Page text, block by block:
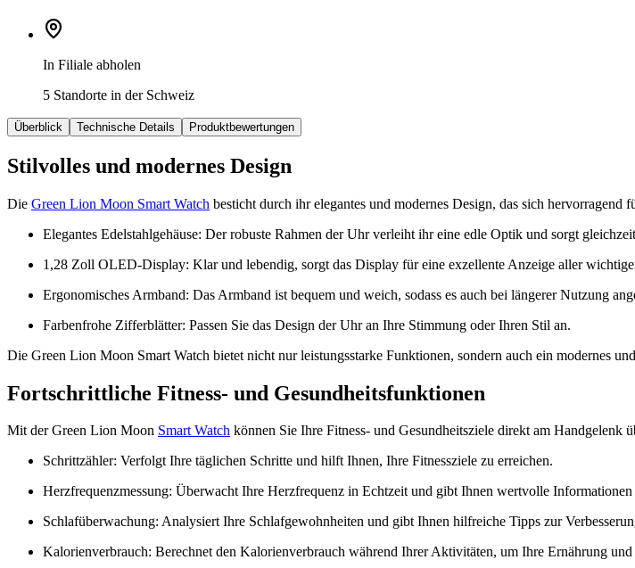
In Filiale abholen
5 Standorte in der Schweiz
Überblick Technische Details Produktbewertungen
Stilvolles und modernes Design
Die Green Lion Moon Smart Watch besticht durch ihr elegantes und modernes Design, das sich
Elegantes Edelstahlgehäuse: Der robuste Rahmen der Uhr verleiht ihr eine edle Optik und sorgt
1,28 Zoll OLED-Display: Klar und lebendig, sorgt das Display für eine exzellente Anzeige aller
Ergonomisches Armband: Das Armband ist bequem und weich, sodass es auch bei längerer Nutzung
Farbenfrohe Zifferblätter: Passen Sie das Design der Uhr an Ihre Stimmung oder Ihren Stil an.
Die Green Lion Moon Smart Watch bietet nicht nur leistungsstarke Funktionen, sondern auch ein modernes
Fortschrittliche Fitness- und Gesundheitsfunktionen
Mit der Green Lion Moon Smart Watch können Sie Ihre Fitness- und Gesundheitsziele direkt am Handgelenk
Schrittzähler: Verfolgt Ihre täglichen Schritte und hilft Ihnen, Ihre Fitnessziele zu erreichen.
Herzfrequenzmessung: Überwacht Ihre Herzfrequenz in Echtzeit und gibt Ihnen wertvolle Informationen
Schlafüberwachung: Analysiert Ihre Schlafgewohnheiten und gibt Ihnen hilfreiche Tipps zur
Kalorienverbrauch: Berechnet den Kalorienverbrauch während Ihrer Aktivitäten, um Ihre Ernährung